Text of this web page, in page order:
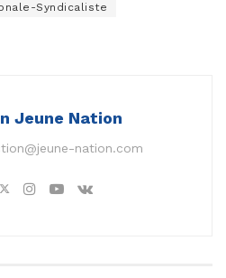
Syndicaliste
Jeune Nation
nation.com